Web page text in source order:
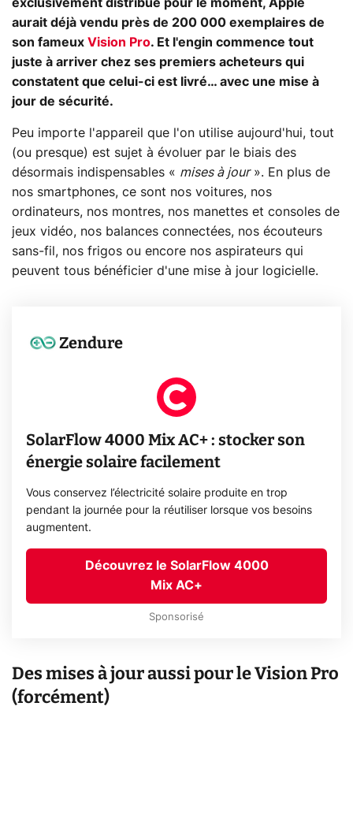
exclusivement distribué pour le moment, Apple
aurait déjà vendu près de 200 000 exemplaires de
son fameux Vision Pro. Et l'engin commence tout
juste à arriver chez ses premiers acheteurs qui
constatent que celui-ci est livré… avec une mise à
jour de sécurité.
Peu importe l'appareil que l'on utilise aujourd'hui, tout
(ou presque) est sujet à évoluer par le biais des
désormais indispensables « mises à jour». En plus de
nos smartphones, ce sont nos voitures, nos
ordinateurs, nos montres, nos manettes et consoles de
jeux vidéo, nos balances connectées, nos écouteurs
sans-fil, nos frigos ou encore nos aspirateurs qui
peuvent tous bénéficier d'une mise à jour logicielle.
Zendure
SolarFlow 4000 Mix AC+ : stocker son
énergie solaire facilement
Vous conservez l’électricité solaire produite en trop
pendant la journée pour la réutiliser lorsque vos besoins
augmentent.
Découvrez le SolarFlow 4000
Mix AC+
Sponsorisé
Des mises à jour aussi pour le Vision Pro
(forcément)